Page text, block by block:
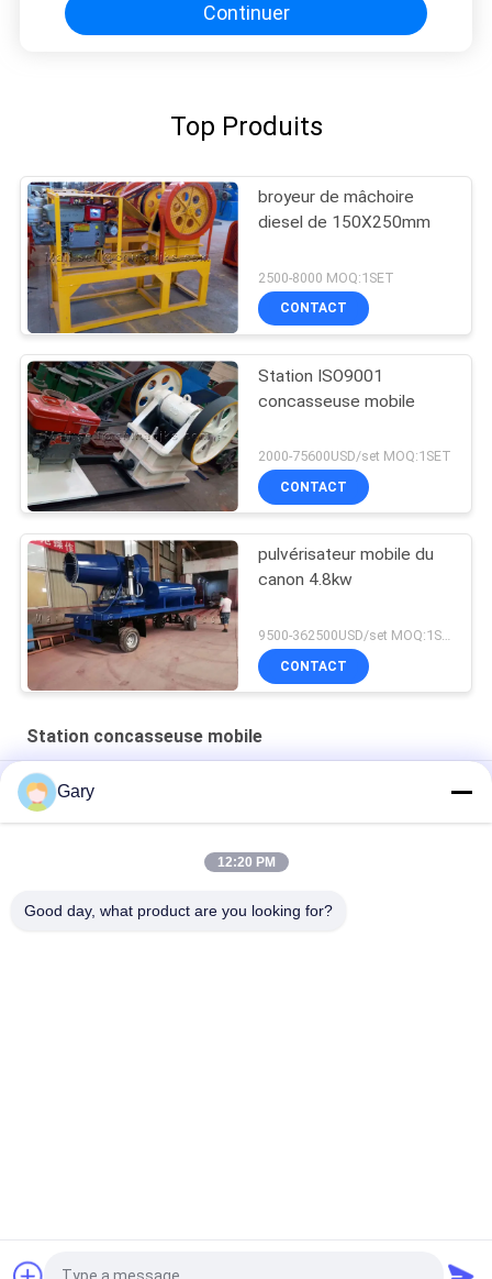
Continuer
Top Produits
broyeur de mâchoire
diesel de 150X250mm
2500-8000 MOQ:1SET
CONTACT
Station ISO9001
concasseuse mobile
2000-75600USD/set MOQ:1SET
CONTACT
pulvérisateur mobile du
canon 4.8kw
9500-362500USD/set MOQ:1SET
CONTACT
Station concasseuse mobile
Foundry sand Crushing & Screening Plant
Broyeur à mâchoires portable avec écran vibrant
Machines mobiles de concassage et de séparation des
Gary
12:20 PM
Good day, what product are you looking for?